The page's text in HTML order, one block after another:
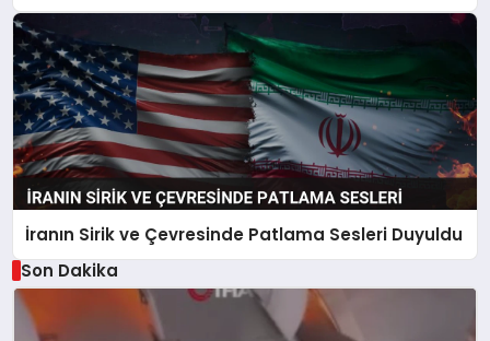
İranın Sirik ve Çevresinde Patlama Sesleri Duyuldu
Son Dakika